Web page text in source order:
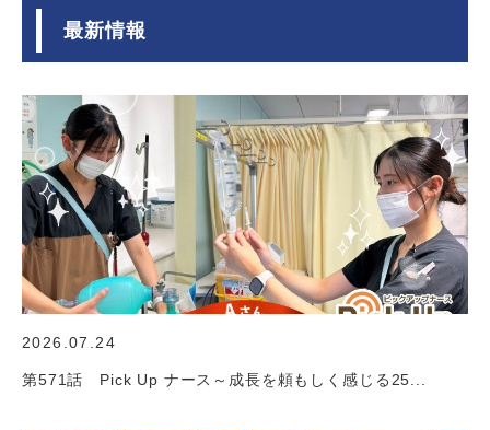
最新情報
2026.07.24
第571話 Pick Up ナース～成長を頼もしく感じる25...